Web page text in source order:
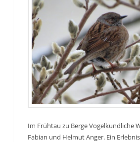
Im Frühtau zu Berge Vogelkundliche
Fabian und Helmut Anger. Ein